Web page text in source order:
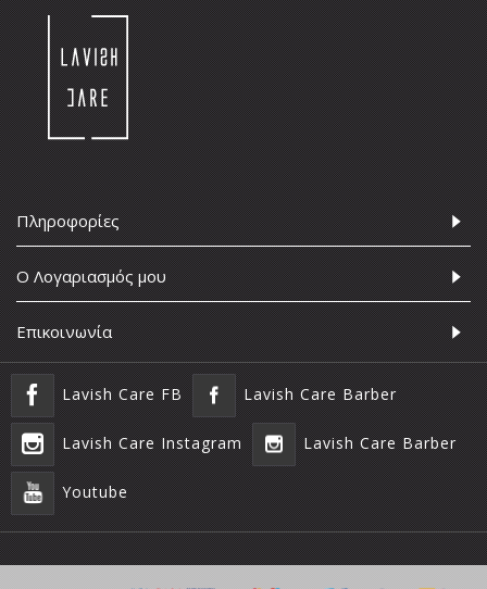
Πληροφορίες
Ο Λογαριασμός μου
Επικοινωνία
Lavish Care FB Lavish Care Barber
Lavish Care Instagram Lavish Care Barber
Youtube